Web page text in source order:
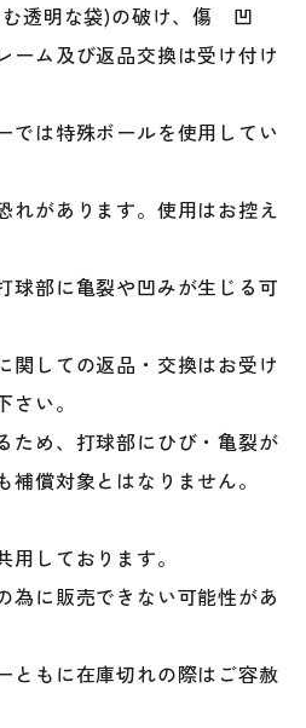
透明な袋)の破け、傷 凹
ーム及び返品交換は受け付け
は特殊ボールを使用してい
れがあります。使用はお控え
部に亀裂や凹みが生じる可
しての返品・交換はお受け
い。
ため、打球部にひび・亀裂が
償対象とはなりません。
しております。
為に販売できない可能性があ
ともに在庫切れの際はご容赦